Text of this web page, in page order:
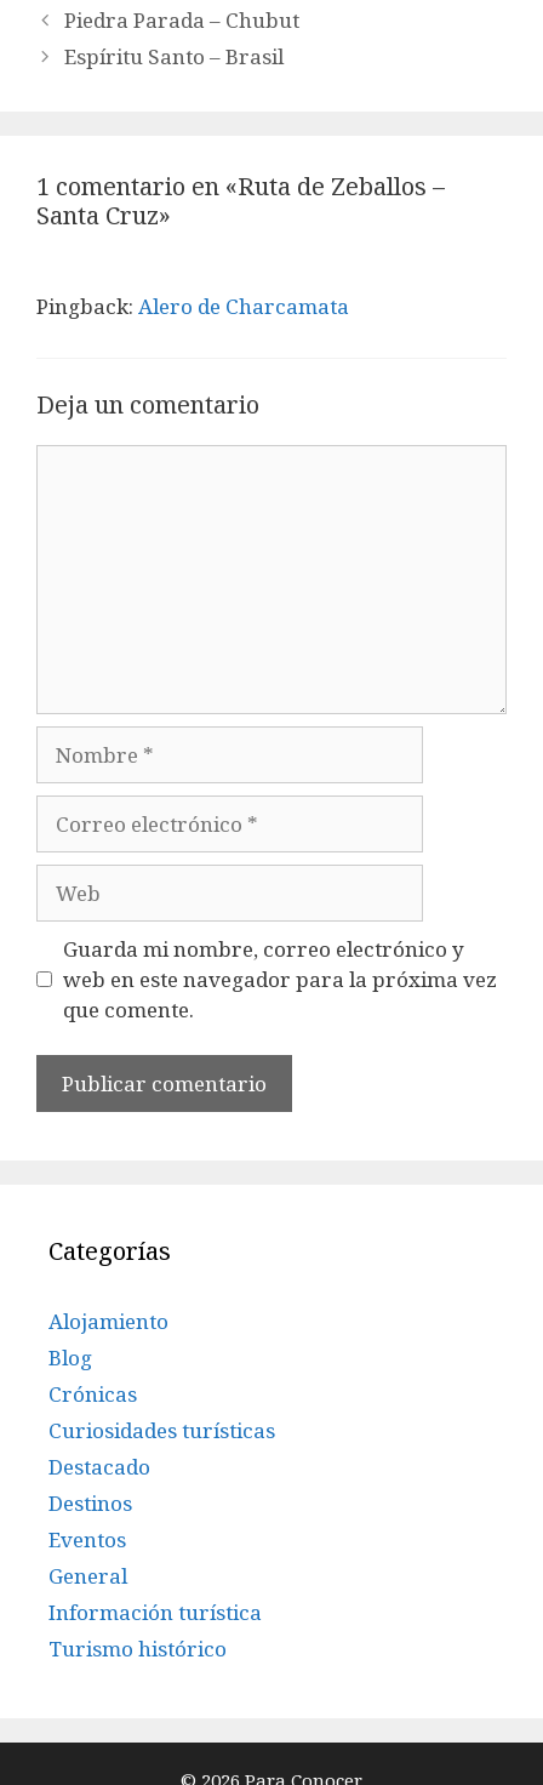
Piedra Parada – Chubut
Espíritu Santo – Brasil
1 comentario en «Ruta de Zeballos –
Santa Cruz»
Pingback: Alero de Charcamata
Deja un comentario
Nombre
electrónico
Guarda mi nombre, correo electrónico y
web en este navegador para la próxima vez
que comente.
Categorías
Alojamiento
Blog
Crónicas
Curiosidades turísticas
Destacado
Destinos
Eventos
General
Información turística
Turismo histórico